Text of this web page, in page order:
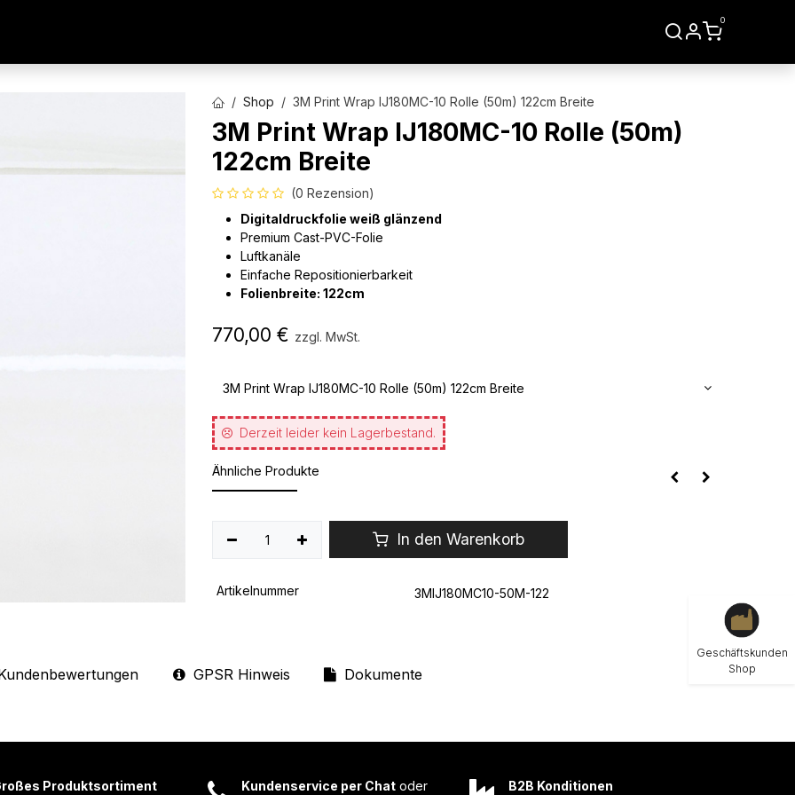
0
Shop 3M Print Wrap IJ180MC-10 Rolle (50m) 122cm Breite
3M Print Wrap IJ180MC-10 Rolle (50m)
122cm Breite
(0 Rezension)
Digitaldruckfolie weiß glänzend
Premium Cast-PVC-Folie
Luftkanäle
Einfache Repositionierbarkeit
Folienbreite: 122cm
770,00 € zzgl. MwSt.
3M Print Wrap IJ180MC-10 Rolle (50m) 122cm Breite
Derzeit leider kein Lagerbestand.
Ähnliche Produkte
In den Warenkorb
Artikelnummer 3MIJ180MC10-50M-122
GPSR Hinweis Dokumente
Produktsortiment Kundenservice per Chat oder B2B Konditionen
Geschäftskunden
Shop